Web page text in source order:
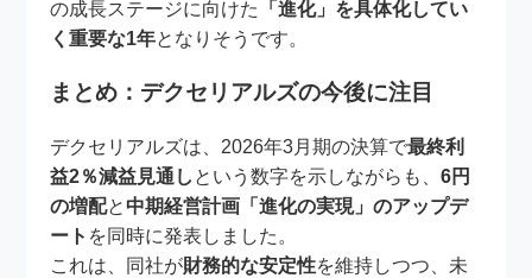
の成長ステージに向けた
「進化」を具体化してい
く重要な1年となりそうです。
まとめ：デクセリアルズの今後に注目
デクセリアルズは、2026年3月期の決算で最終利
益2％減益見通し という数字を示しながらも、6円
の増配と 中期経営計画「進化の実現」のアップデ
ート を同時に発表しました。
これは、同社が財務的な安定性を維持しつつ、未